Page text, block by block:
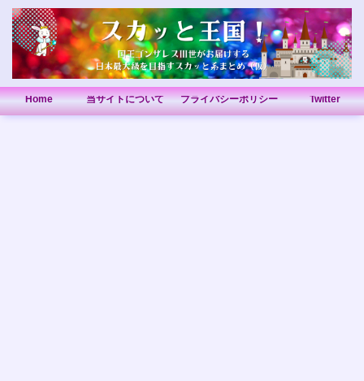
Home 当サイトについて プライバシーポリシー Twitter